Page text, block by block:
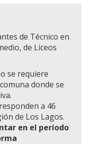
de Técnico en
de Liceos
se requiere
donde se
a 46
de Los Lagos.
en el período